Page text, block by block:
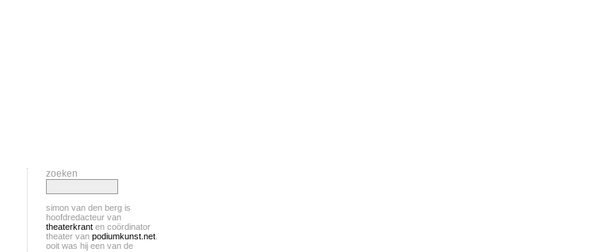
zoeken
simon van den berg is
hoofdredacteur van
theaterkrant en coördinator
theater van podiumkunst.net
ooit was hij een van de